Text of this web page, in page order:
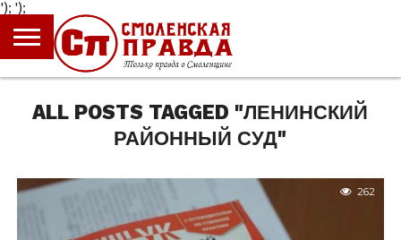
');
ГЛАВНАЯ
НОВОСТИ
ПРОИСШЕСТВИЯ
ПОЛИТИКА
КУЛЬТУРА
ЭКОНОМИКА
ОБЩЕСТВО
БЛОГИ
ALL POSTS TAGGED "ЛЕНИНСКИЙ
РАЙОННЫЙ СУД"
262
');